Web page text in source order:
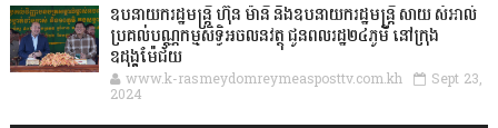
ឧបនាយករដ្ឋមន្ដ្រី ហ៊ុន ម៉ានី និងឧបនាយករដ្ឋមន្ដ្រី សាយ សំអាល់
ប្រគល់បណ្ណកម្មសិទ្ធិអចលនវត្ថុ ជូនពលរដ្ឋ២៤ភូមិ នៅក្រុង
ឧដុង្គម៉ែជ័យ
www.k-rasmeydomreymeasposttv.com.kh Sept 23,
2024